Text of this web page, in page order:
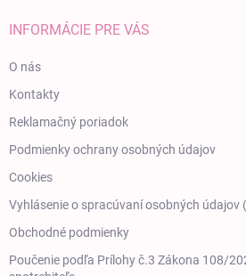
INFORMÁCIE PRE VÁS
O nás
Kontakty
Reklamačný poriadok
Podmienky ochrany osobných údajov
Cookies
Vyhlásenie o spracúvaní osobných údajov
Obchodné podmienky
Poučenie podľa Prílohy č.3 Zákona 108/